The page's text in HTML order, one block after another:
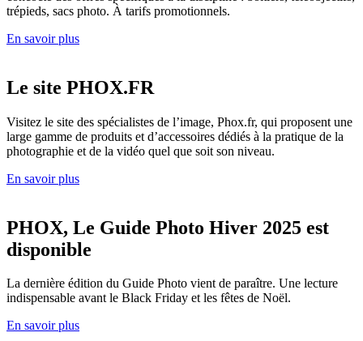
trépieds, sacs photo. À tarifs promotionnels.
En savoir plus
Le site PHOX.FR
Visitez le site des spécialistes de l’image, Phox.fr, qui proposent une
large gamme de produits et d’accessoires dédiés à la pratique de la
photographie et de la vidéo quel que soit son niveau.
En savoir plus
PHOX, Le Guide Photo Hiver 2025 est
disponible
La dernière édition du Guide Photo vient de paraître. Une lecture
indispensable avant le Black Friday et les fêtes de Noël.
En savoir plus